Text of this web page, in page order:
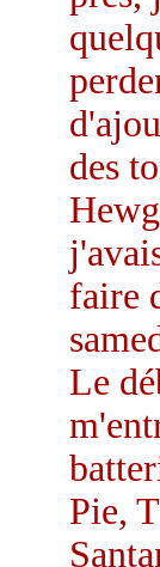
des
faire
Le
Pie,